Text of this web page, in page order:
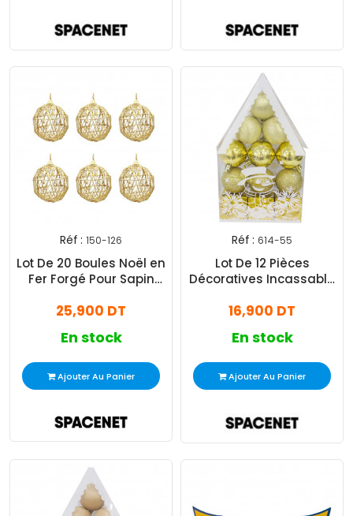
Réf : 150-126
Lot De 20 Boules Noël en
Fer Forgé Pour Sapin
25,900 DT
En stock
Ajouter Au Panier
Réf : 614-55
Lot De 12 Pièces
Décoratives Incassable
16,900 DT
En stock
Ajouter Au Panier